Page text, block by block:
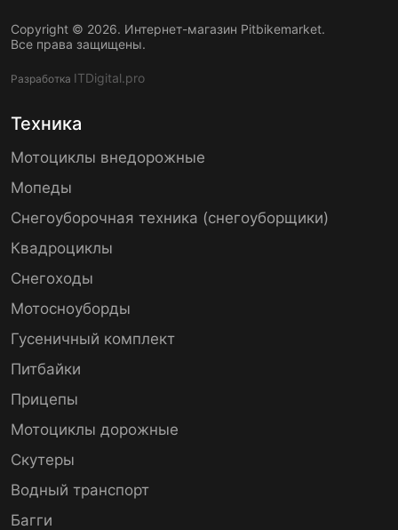
Copyright © 2026. Интернет-магазин Pitbikemarket.
Все права защищены.
Разработка ITDigital.pro
Техника
Мотоциклы внедорожные
Мопеды
Снегоуборочная техника (снегоуборщики)
Квадроциклы
Снегоходы
Мотосноуборды
Гусеничный комплект
Питбайки
Прицепы
Мотоциклы дорожные
Скутеры
Водный транспорт
Багги